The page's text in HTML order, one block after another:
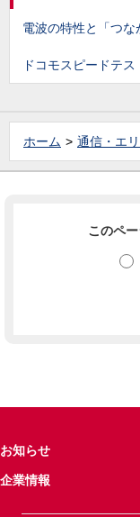
電波の特性と「つ
ドコモスピードテス
ホーム 通信・エ
このペ
お知らせ
企業情報